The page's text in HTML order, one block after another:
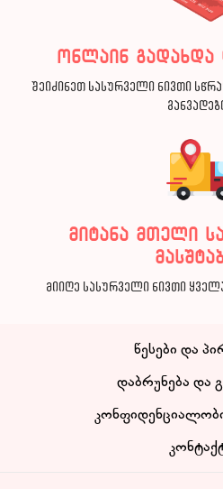
ონლაინ გადახდა
შეიძინეთ სასურველი ნივთი
მიტანა მთელი
მიიღე სასურველი ნივთი
წესები და
დაბრუნება და